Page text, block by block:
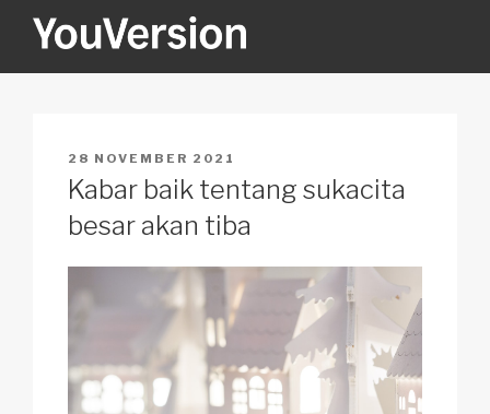
YOUVERSION
POSTED
ON
28 NOVEMBER 2021
Kabar baik tentang sukacita
besar akan tiba